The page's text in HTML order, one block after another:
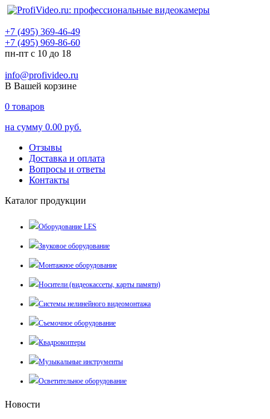
+7 (495) 369-46-49
+7 (495) 969-86-60
пн-пт с 10 до 18
info@profivideo.ru
В Вашей корзине
0 товаров
на сумму 0.00 руб.
Отзывы
Доставка и оплата
Вопросы и ответы
Контакты
Каталог продукции
Оборудование LES
Звуковое оборудование
Монтажное оборудование
Носители (видеокассеты, карты памяти)
Системы нелинейного видеомонтажа
Съемочное оборудование
Квадрокоптеры
Музыкальные инструменты
Осветительное оборудование
Новости